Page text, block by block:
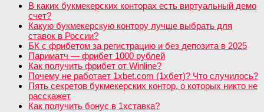
В каких букмекерских конторах есть виртуальный демо
счет?
Какую букмекерскую контору лучше выбрать для
ставок в России?
БК с фрибетом за регистрацию и без депозита в 2025
Париматч — фрибет 1000 рублей
Как получить фрибет от Winline?
Почему не работает 1xbet.com (1хбет)? Что случилось?
Пять секретов букмекерских контор, о которых никто не
расскажет
Как получить бонус в 1хставка?